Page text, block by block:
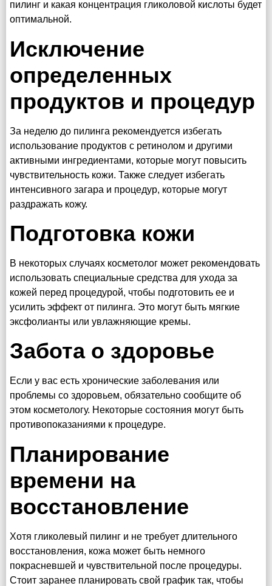
пилинг и какая концентрация гликоловой кислоты будет
оптимальной.
Исключение
определенных
продуктов и процедур
За неделю до пилинга рекомендуется избегать
использование продуктов с ретинолом и другими
активными ингредиентами, которые могут повысить
чувствительность кожи. Также следует избегать
интенсивного загара и процедур, которые могут
раздражать кожу.
Подготовка кожи
В некоторых случаях косметолог может рекомендовать
использовать специальные средства для ухода за
кожей перед процедурой, чтобы подготовить ее и
усилить эффект от пилинга. Это могут быть мягкие
эксфолианты или увлажняющие кремы.
Забота о здоровье
Если у вас есть хронические заболевания или
проблемы со здоровьем, обязательно сообщите об
этом косметологу. Некоторые состояния могут быть
противопоказаниями к процедуре.
Планирование
времени на
восстановление
Хотя гликолевый пилинг и не требует длительного
восстановления, кожа может быть немного
покрасневшей и чувствительной после процедуры.
Стоит заранее планировать свой график так, чтобы